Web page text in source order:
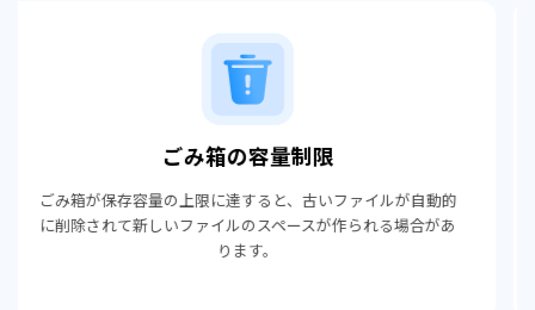
外部ドライブでのファイル削除
USBドライブ、SDカード、外付けハードドライブから削除さ
れたファイルは通常、ゴミ箱には移動せず、完全に削除され
ます。